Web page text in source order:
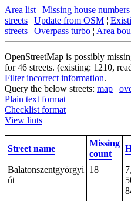
Area list ¦ Missing house numbers
streets ¦ Update from OSM ¦
streets ¦ Overpass turbo ¦ Area
OpenStreetMap is possibly
for 46 streets. (existing: 1210,
Filter incorrect information.
Query the below streets: map ¦
Plain text format
Checklist format
View lints
Street name
Missing
count
Balatonszentgyörgyi
út
18